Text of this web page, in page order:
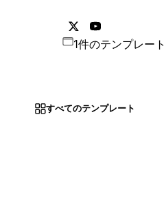
1件のテンプレート
すべてのテンプレート